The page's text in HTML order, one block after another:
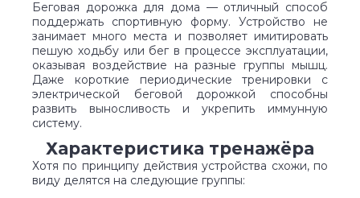
Беговая дорожка для дома — отличный способ
поддержать спортивную форму. Устройство не
занимает много места и позволяет имитировать
пешую ходьбу или бег в процессе эксплуатации,
оказывая воздействие на разные группы мышц.
Даже короткие периодические тренировки с
электрической беговой дорожкой способны
развить выносливость и укрепить иммунную
систему.
Характеристика тренажёра
Хотя по принципу действия устройства схожи, по
виду делятся на следующие группы: